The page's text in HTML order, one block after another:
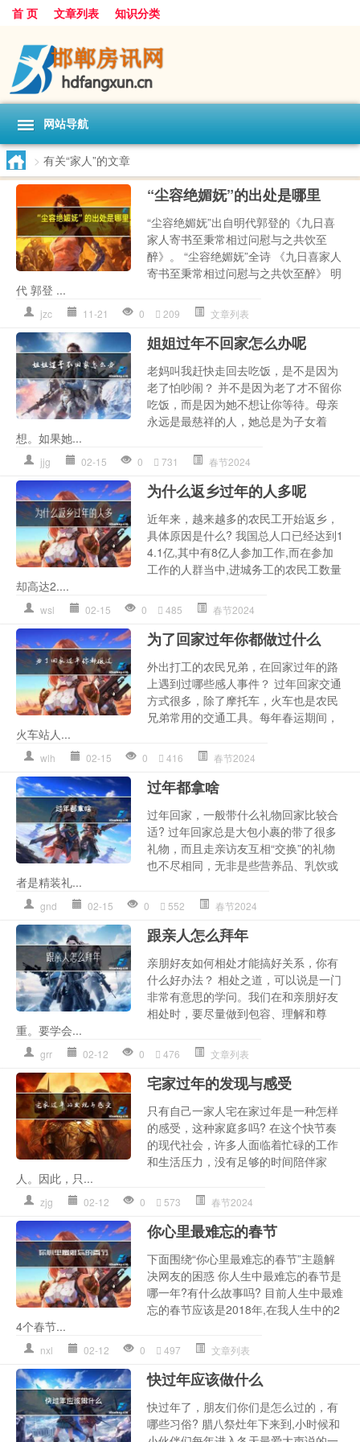
首 页 文章列表 知识分类
网站导航
> 有关“家人”的文章
“尘容绝媚妩”的出处是哪里
“尘容绝媚妩”出自明代郭登的《九日喜
家人寄书至秉常相过问慰与之共饮至
醉》。 “尘容绝媚妩”全诗 《九日喜家人
寄书至秉常相过问慰与之共饮至醉》 明
代 郭登 ...
jzc 11-21 0 209 文章列表
姐姐过年不回家怎么办呢
老妈叫我赶快走回去吃饭，是不是因为
老了怕吵闹？ 并不是因为老了才不留你
吃饭，而是因为她不想让你等待。母亲
永远是最慈祥的人，她总是为子女着
想。如果她...
jjg 02-15 0 731 春节2024
为什么返乡过年的人多呢
近年来，越来越多的农民工开始返乡，
具体原因是什么? 我国总人口已经达到1
4.1亿,其中有8亿人参加工作,而在参加
工作的人群当中,进城务工的农民工数量
却高达2....
wsl 02-15 0 485 春节2024
为了回家过年你都做过什么
外出打工的农民兄弟，在回家过年的路
上遇到过哪些感人事件？ 过年回家交通
方式很多，除了摩托车，火车也是农民
兄弟常用的交通工具。每年春运期间，
火车站人...
wlh 02-15 0 416 春节2024
过年都拿啥
过年回家，一般带什么礼物回家比较合
适? 过年回家总是大包小裹的带了很多
礼物，而且走亲访友互相“交换”的礼物
也不尽相同，无非是些营养品、乳饮或
者是精装礼...
gnd 02-15 0 552 春节2024
跟亲人怎么拜年
亲朋好友如何相处才能搞好关系，你有
什么好办法？ 相处之道，可以说是一门
非常有意思的学问。我们在和亲朋好友
相处时，要尽量做到包容、理解和尊
重。要学会...
grr 02-12 0 476 文章列表
宅家过年的发现与感受
只有自己一家人宅在家过年是一种怎样
的感受，这种家庭多吗? 在这个快节奏
的现代社会，许多人面临着忙碌的工作
和生活压力，没有足够的时间陪伴家
人。因此，只...
zjg 02-12 0 573 春节2024
你心里最难忘的春节
下面围绕“你心里最难忘的春节”主题解
决网友的困惑 你人生中最难忘的春节是
哪一年?有什么故事吗? 目前人生中最难
忘的春节应该是2018年,在我人生中的2
4个春节...
nxl 02-12 0 497 文章列表
快过年应该做什么
快过年了，朋友们你们是怎么过的，有
哪些习俗? 腊八祭灶年下来到,小时候和